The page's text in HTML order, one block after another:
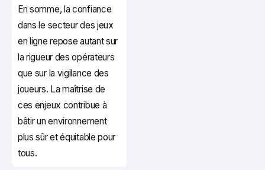
En somme, la confiance
dans le secteur des jeux
en ligne repose autant sur
la rigueur des opérateurs
que sur la vigilance des
joueurs. La maîtrise de
ces enjeux contribue à
bâtir un environnement
plus sûr et équitable pour
tous.